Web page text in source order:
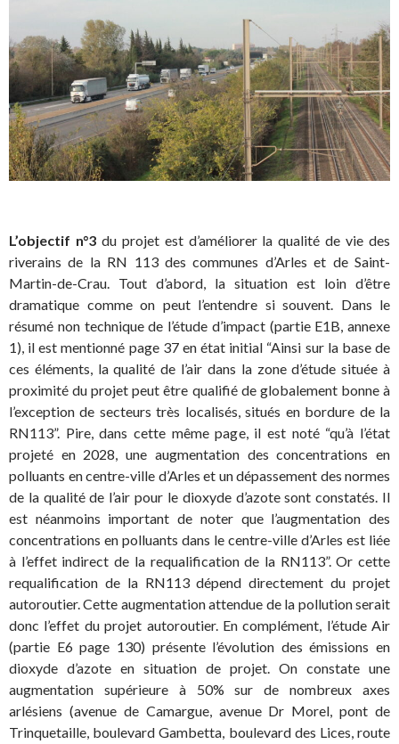
L’objectif n°3du projet est d’améliorer la qualité de vie des
riverains de la RN 113 des communes d’Arles et de Saint-
Martin-de-Crau. Tout d’abord, la situation est loin d’être
dramatique comme on peut l’entendre si souvent. Dans le
résumé non technique de l’étude d’impact (partie E1B, annexe
1), il est mentionné page 37 en état initial “Ainsi sur la base de
ces éléments, la qualité de l’air dans la zone d’étude située à
proximité du projet peut être qualifié de globalement bonne à
l’exception de secteurs très localisés, situés en bordure de la
RN113”. Pire, dans cette même page, il est noté “qu’à l’état
projeté en 2028, une augmentation des concentrations en
polluants en centre-ville d’Arles et un dépassement des normes
de la qualité de l’air pour le dioxyde d’azote sont constatés. Il
est néanmoins important de noter que l’augmentation des
concentrations en polluants dans le centre-ville d’Arles est liée
à l’effet indirect de la requalification de la RN113”. Or cette
requalification de la RN113 dépend directement du projet
autoroutier. Cette augmentation attendue de la pollution serait
donc l’effet du projet autoroutier. En complément, l’étude Air
(partie E6 page 130) présente l’évolution des émissions en
dioxyde d’azote en situation de projet. On constate une
augmentation supérieure à 50% sur de nombreux axes
arlésiens (avenue de Camargue, avenue Dr Morel, pont de
Trinquetaille, boulevard Gambetta, boulevard des Lices, route